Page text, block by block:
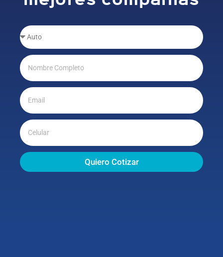
Quiero Cotizar